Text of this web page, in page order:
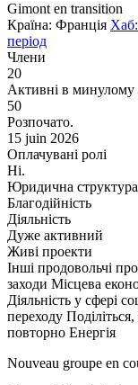
Gimont en transition
Країна: Франція
період
Члени
20
Активні в минулому
50
Розпочато.
15 juin 2026
Оплачувані ролі
Ні.
Юридична структура
Благодійність
Діяльність
Дуже активний
Живі проекти
Інші продовольчі
заходи Місцева
Діяльність у сфері
переходу
повторно Енергія
Nouveau groupe en